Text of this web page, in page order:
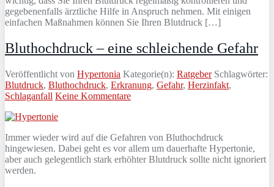
gegebenenfalls ärztliche Hilfe in Anspruch nehmen. Mit einigen
einfachen Maßnahmen können Sie Ihren Blutdruck […]
Bluthochdruck – eine schleichende Gefahr
Veröffentlicht von Hypertonia Kategorie(n): RatgeberSchlagwörter:
Blutdruck, Bluthochdruck, Erkranung, Gefahr, Herzinfakt,
Schlaganfall Keine Kommentare
Immer wieder wird auf die Gefahren von Bluthochdruck
hingewiesen. Dabei geht es vor allem um dauerhafte Hypertonie,
aber auch gelegentlich stark erhöhter Blutdruck sollte nicht ignoriert
werden.